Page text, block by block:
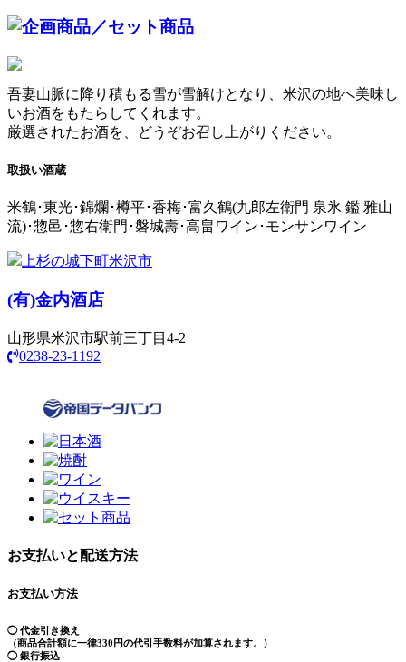
吾妻山脈に降り積もる雪が雪解けとなり、米沢の地へ美味し
いお酒をもたらしてくれます。
厳選されたお酒を、どうぞお召し上がりください。
取扱い酒蔵
米鶴･東光･錦爛･樽平･香梅･富久鶴(九郎左衛門 泉氷 鑑 雅山
流)･惣邑･惣右衛門･磐城壽･高畠ワイン･モンサンワイン
上杉の城下町米沢市
(有)金内酒店
山形県米沢市駅前三丁目4-2
0238-23-1192
お支払いと配送方法
お支払い方法
◯ 代金引き換え
（商品合計額に一律330円の代引手数料が加算されます。）
◯ 銀行振込